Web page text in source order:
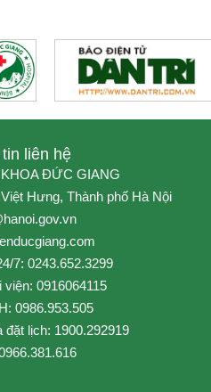
liên hệ
ĐỨC GIANG
Hưng, Thành phố Hà Nội
7: 0243.652.3299
0916064115
0986.953.505
đặt lịch: 1900.292919